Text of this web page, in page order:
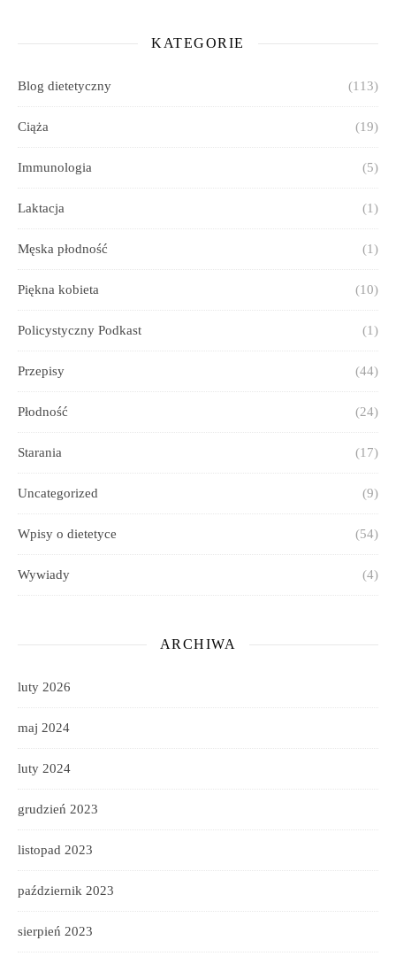
KATEGORIE
Blog dietetyczny (113)
Ciąża (19)
Immunologia (5)
Laktacja (1)
Męska płodność (1)
Piękna kobieta (10)
Policystyczny Podkast (1)
Przepisy (44)
Płodność (24)
Starania (17)
Uncategorized (9)
Wpisy o dietetyce (54)
Wywiady (4)
ARCHIWA
luty 2026
maj 2024
luty 2024
grudzień 2023
listopad 2023
październik 2023
sierpień 2023